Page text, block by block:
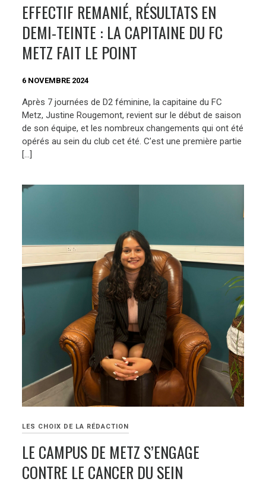
EFFECTIF REMANIÉ, RÉSULTATS EN
DEMI-TEINTE : LA CAPITAINE DU FC
METZ FAIT LE POINT
6 NOVEMBRE 2024
Après 7 journées de D2 féminine, la capitaine du FC
Metz, Justine Rougemont, revient sur le début de saison
de son équipe, et les nombreux changements qui ont été
opérés au sein du club cet été. C’est une première partie
[…]
LES CHOIX DE LA RÉDACTION
LE CAMPUS DE METZ S’ENGAGE
CONTRE LE CANCER DU SEIN